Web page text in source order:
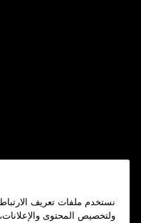
نستخدم ملفات تعريف
ولتخصيص المحتوى